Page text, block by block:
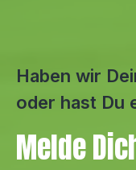
Haben wir
oder hast Du
Melde